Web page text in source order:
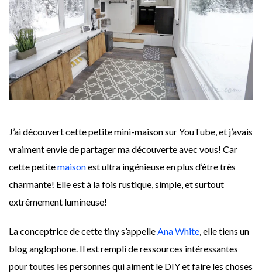
J’ai découvert cette petite mini-maison sur YouTube, et j’avais
vraiment envie de partager ma découverte avec vous! Car
cette petitemaisonest ultra ingénieuse en plus d’être très
charmante! Elle est à la fois rustique, simple, et surtout
extrêmement lumineuse!
La conceptrice de cette tiny s’appelleAna White, elle tiens un
blog anglophone. Il est rempli de ressources intéressantes
pour toutes les personnes qui aiment le DIY et faire les choses